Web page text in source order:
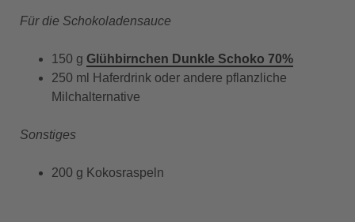
Für die Schokoladensauce
150 g Glühbirnchen Dunkle Schoko 70%
250 ml Haferdrink oder andere pflanzliche
Milchalternative
Sonstiges
200 g Kokosraspeln